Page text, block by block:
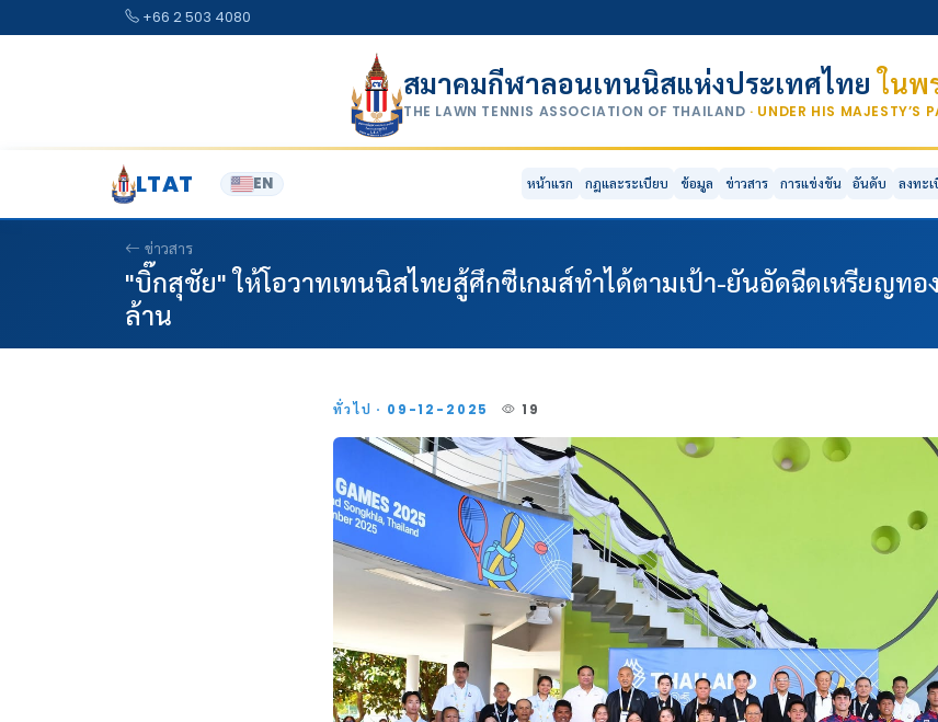
+66 2 503 4080
สมาคมกีฬาลอนเทนนิสแห่งประเทศไทยในพ
THE LAWN TENNIS ASSOCIATION OF THAILAND · UNDER HIS MAJESTY’S
LTAT EN หน้าแรก กฎและระเบียบ ข้อมูล ข่าวสาร การแข่งขัน อันดับ ลงทะ
ข่าวสาร
"บิ๊กสุชัย" ให้โอวาทเทนนิสไทยสู้ศึกซีเกมส์ทำได้ตามเป้า-ยันอัดฉีดเหรียญทอ
ล้าน
ทั่วไป · 09-12-2025 19